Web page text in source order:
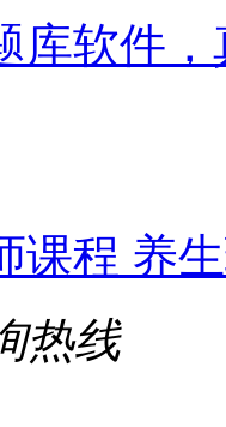
库软件
课程 养
热线